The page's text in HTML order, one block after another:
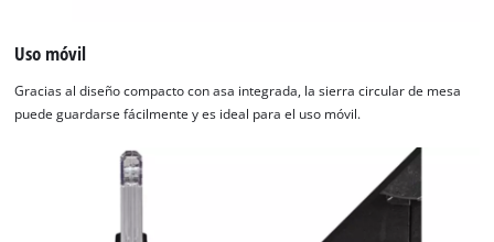
Uso móvil
Gracias al diseño compacto con asa integrada, la sierra circular de mesa
puede guardarse fácilmente y es ideal para el uso móvil.